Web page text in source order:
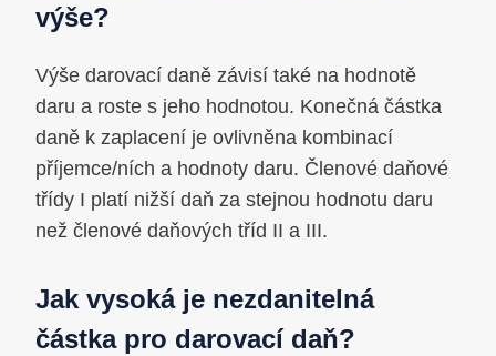
výše?
Výše darovací daně závisí také na hodnotě
daru a roste s jeho hodnotou. Konečná částka
daně k zaplacení je ovlivněna kombinací
příjemce/ních a hodnoty daru. Členové daňové
třídy I platí nižší daň za stejnou hodnotu daru
než členové daňových tříd II a III.
Jak vysoká je nezdanitelná
částka pro darovací daň?